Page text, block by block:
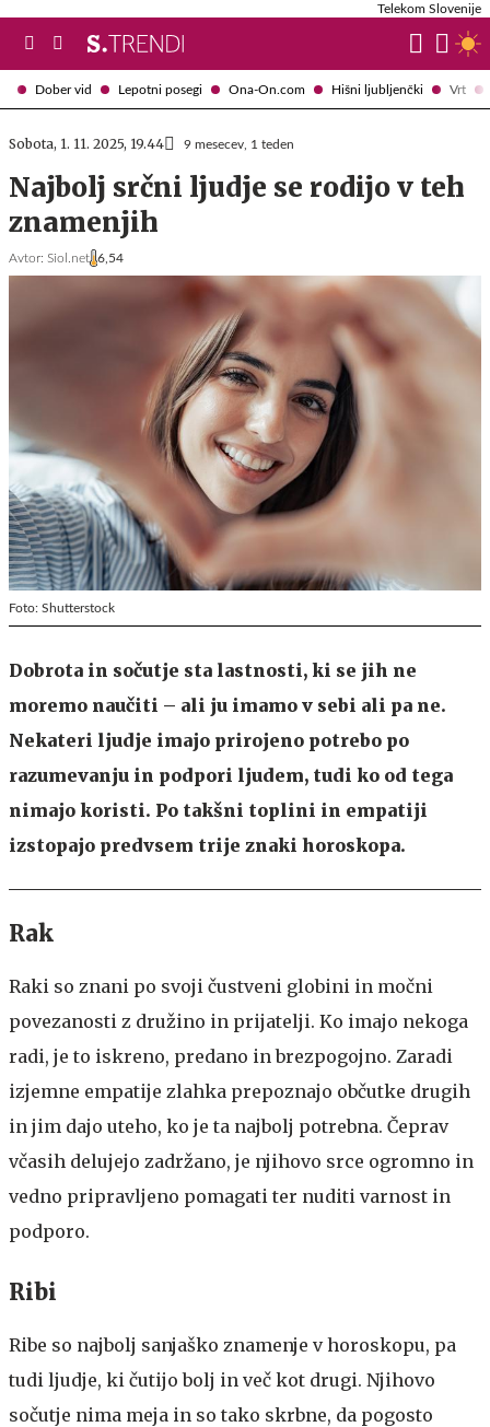
Dober vid Lepotni posegi Ona-On.com Hišni ljubljenčki Vrt
Telekom Slovenije
Sobota, 1. 11. 2025, 19.44 9 mesecev, 1 teden
Najbolj srčni ljudje se rodijo v teh
znamenjih
Avtor: Siol.net 6,54
Foto: Shutterstock
Dobrota in sočutje sta lastnosti, ki se jih ne
moremo naučiti – ali ju imamo v sebi ali pa ne.
Nekateri ljudje imajo prirojeno potrebo po
razumevanju in podpori ljudem, tudi ko od tega
nimajo koristi. Po takšni toplini in empatiji
izstopajo predvsem trije znaki horoskopa.
Rak
Raki so znani po svoji čustveni globini in močni
povezanosti z družino in prijatelji. Ko imajo nekoga
radi, je to iskreno, predano in brezpogojno. Zaradi
izjemne empatije zlahka prepoznajo občutke drugih
in jim dajo uteho, ko je ta najbolj potrebna. Čeprav
včasih delujejo zadržano, je njihovo srce ogromno in
vedno pripravljeno pomagati ter nuditi varnost in
podporo.
Ribi
Ribe so najbolj sanjaško znamenje v horoskopu, pa
tudi ljudje, ki čutijo bolj in več kot drugi. Njihovo
sočutje nima meja in so tako skrbne, da pogosto